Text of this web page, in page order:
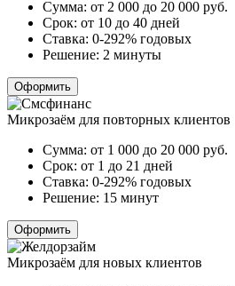
Сумма: от 2 000 до 20 000 руб.
Срок: от 10 до 40 дней
Ставка: 0-292% годовых
Решение: 2 минуты
Оформить
Микрозаём для повторных клиентов
Сумма: от 1 000 до 20 000 руб.
Срок: от 1 до 21 дней
Ставка: 0-292% годовых
Решение: 15 минут
Оформить
Микрозаём для новых клиентов